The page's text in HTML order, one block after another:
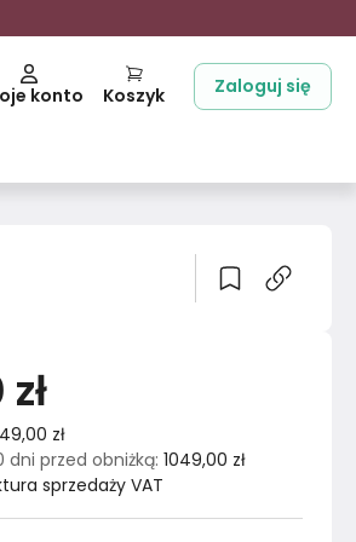
konto Koszyk Zaloguj się
zł
dni przed obniżką: 1049,00 zł
sprzedaży VAT